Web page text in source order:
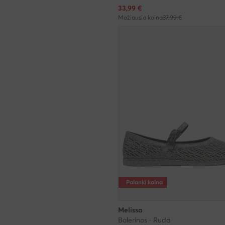
Dabartinė kaina
33,99 €
Mažiausia kaina37,99 €
Palanki kaina
Melissa
Balerinos · Ruda